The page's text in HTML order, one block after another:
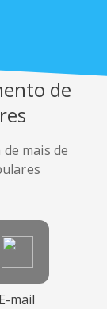
de
mais de
E-mail